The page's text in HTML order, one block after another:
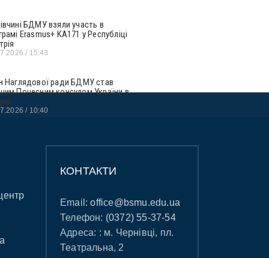
БДМУ взяли участь в
Erasmus+ KA171 у Республіці
15:43
Наглядової ради БДМУ став
Почесним консулом України в
10:40
КОНТАКТИ
Email:office@bsmu.edu.ua
Телефон: (0372) 55-37-54
Адреса: : м. Чернівці, пл.
Театральна, 2